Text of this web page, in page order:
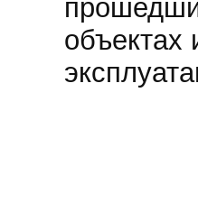
объектах